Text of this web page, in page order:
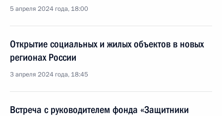
5 апреля 2024 года, 18:00
Открытие социальных и жилых объектов в новых
регионах России
3 апреля 2024 года, 18:45
Встреча с руководителем фонда «Защитники